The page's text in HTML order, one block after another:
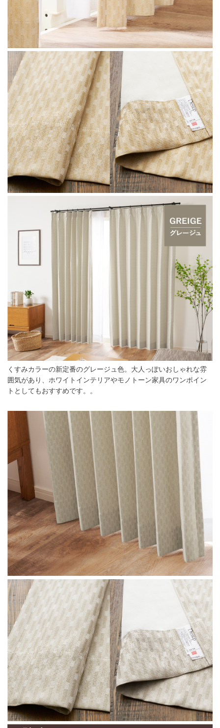
くすみカラーの新定番のグレージュ色。大人っぽいおしゃれな雰
囲気があり、ホワイトインテリアやモノトーン家具のワンポイン
トとしてもおすすめです。。